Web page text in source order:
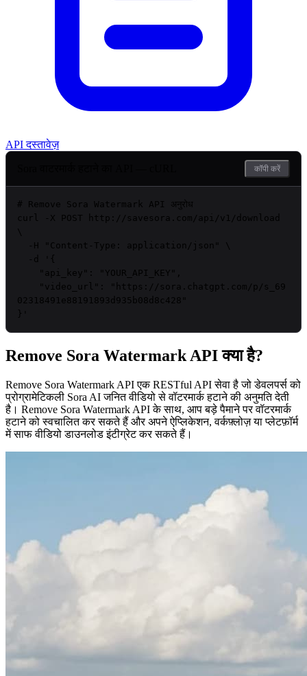
API दस्तावेज़
कॉपी करें
# Remove Sora Watermark API अनुरोध
curl
-X POST http://savesora.com/api/v1/download
\
  -H
"Content-Type: application/json"
\
  -d
'{
    "api_key": "
YOUR_API_KEY ",
02318491e88191893d935b08d8c428"
}'
Remove Sora Watermark API क्या है?
Remove Sora Watermark API एक RESTful API सेवा है जो डेवलपर्स को
प्रोग्रामेटिकली Sora AI जनित वीडियो से वॉटरमार्क हटाने की अनुमति देती
है। Remove Sora Watermark API के साथ, आप बड़े पैमाने पर वॉटरमार्क
हटाने को स्वचालित कर सकते हैं और अपने ऐप्लिकेशन, वर्कफ़्लोज़ या प्लेटफ़ॉर्म
में साफ वीडियो डाउनलोड इंटीग्रेट कर सकते हैं।